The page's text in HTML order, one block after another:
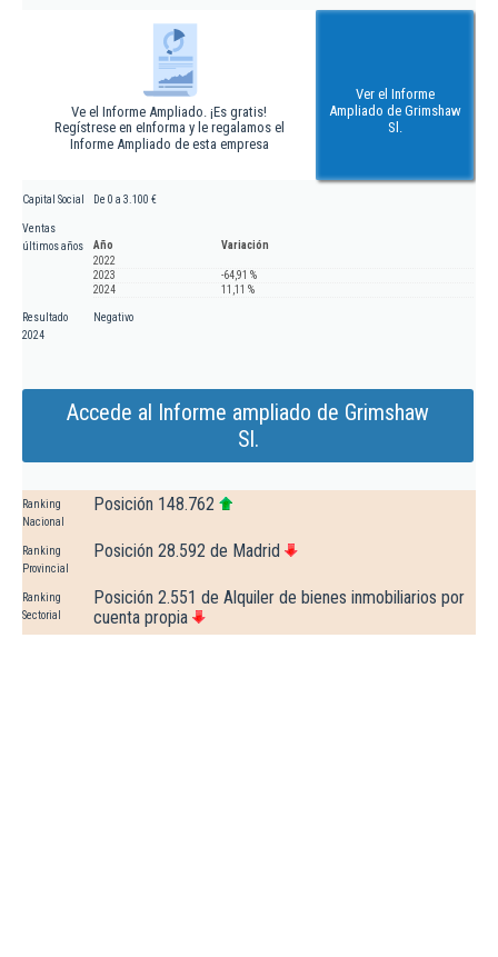
Ve el Informe Ampliado. ¡Es gratis!
Regístrese en eInforma y le regalamos el
Informe Ampliado de esta empresa
Ver el Informe
Ampliado de Grimshaw
Sl.
Capital Social De 0 a 3.100 €
Ventas
últimos años
Año
Variación
2022
2023
-64,91 %
2024
11,11 %
Resultado
2024
Negativo
Accede al Informe ampliado de Grimshaw
Sl.
Ranking
Nacional
Posición 148.762
Ranking
Provincial
Posición 28.592 de Madrid
Ranking
Sectorial
Posición 2.551 de Alquiler de bienes inmobiliarios por
cuenta propia